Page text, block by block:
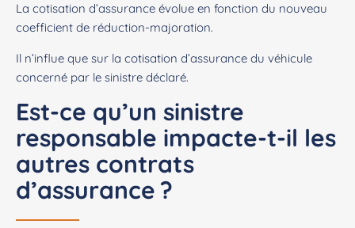
La cotisation d’assurance évolue en fonction du nouveau
coefficient de réduction-majoration.
Il n’influe que sur la cotisation d’assurance du véhicule
concerné par le sinistre déclaré.
Est-ce qu’un sinistre
responsable impacte-t-il les
autres contrats
d’assurance ?